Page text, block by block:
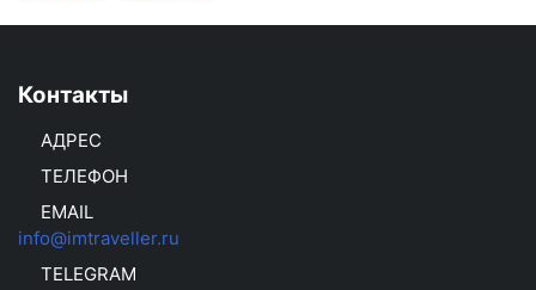
Контакты
АДРЕС
ТЕЛЕФОН
EMAIL
info@imtraveller.ru
TELEGRAM